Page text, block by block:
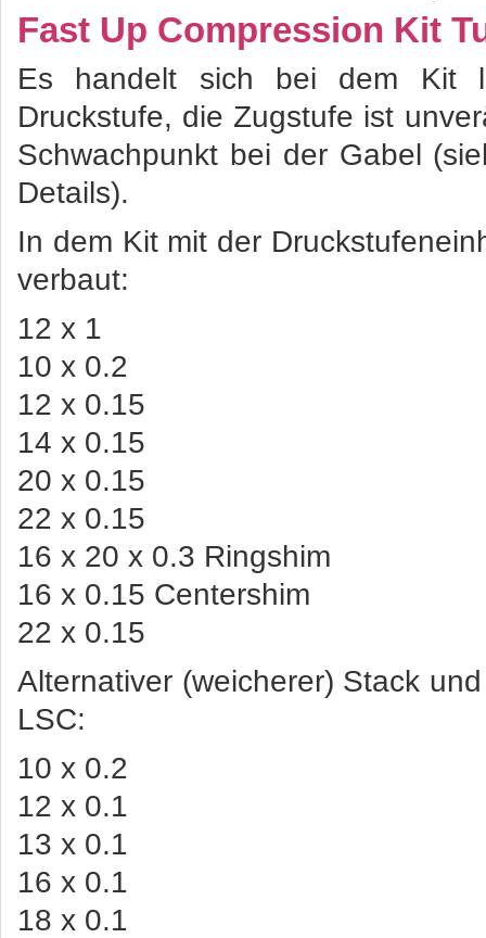
Fast Up Compression Kit
Es handelt sich bei dem Kit
Druckstufe, die Zugstufe ist
Schwachpunkt bei der Gabel
Details).
In dem Kit mit der
verbaut:
12 x 1
10 x 0.2
12 x 0.15
14 x 0.15
20 x 0.15
22 x 0.15
16 x 20 x 0.3 Ringshim
16 x 0.15 Centershim
22 x 0.15
Alternativer (weicherer) Stack
LSC:
10 x 0.2
12 x 0.1
13 x 0.1
16 x 0.1
18 x 0.1